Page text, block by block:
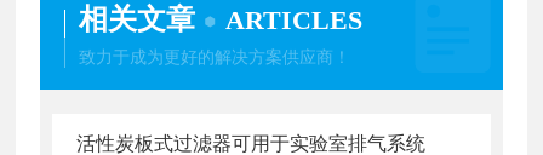
相关文章 ARTICLES
致力于成为更好的解决方案供应商！
活性炭板式过滤器可用于实验室排气系统